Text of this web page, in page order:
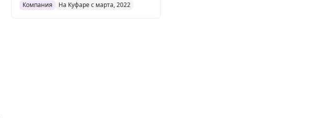
Компания На Куфаре с марта, 2022